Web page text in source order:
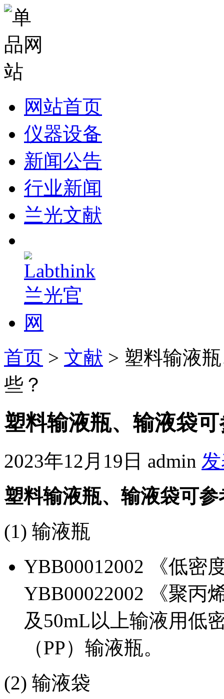
网站首页
仪器设备
新闻公告
行业新闻
兰光文献
首页 > 文献 > 塑料输液
些？
塑料输液瓶、输液袋
2023年12月19日 admin
塑料输液瓶、输液袋可
(1) 输液瓶
YBB00012002 《低密
YBB00022002 《聚丙
及50mL以上输液用低
（PP）输液瓶。
(2) 输液袋